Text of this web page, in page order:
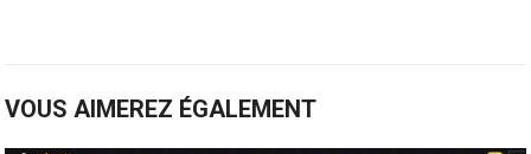
VOUS AIMEREZ ÉGALEMENT